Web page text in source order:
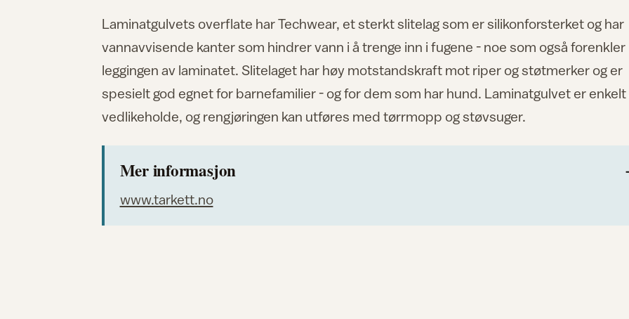
Laminatgulvets overflate har Techwear, et sterkt slitelag som er silikonforsterket og har
vannavvisende kanter som hindrer vann i å trenge inn i fugene - noe som også forenkler
leggingen av laminatet. Slitelaget har høy motstandskraft mot riper og støtmerker og er
spesielt god egnet for barnefamilier - og for dem som har hund. Laminatgulvet er enkelt
vedlikeholde, og rengjøringen kan utføres med tørrmopp og støvsuger.
Mer informasjon
www.tarkett.no